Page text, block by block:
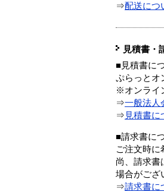
⇒配送につ
見積書・
■見積書に
ぷらっとオ
※オンライ
⇒一般法人
⇒ 見積書に
■請求書に
ご注文時に
尚、請求書
場合がござ
⇒請求書に